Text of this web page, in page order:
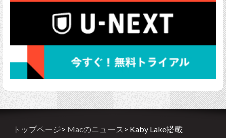
トップページ> Macのニュース > Kaby Lake搭載